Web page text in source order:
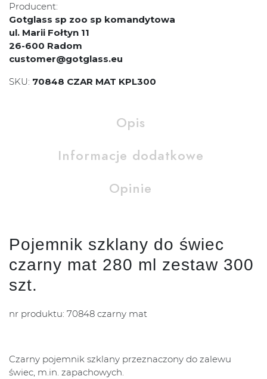
Producent:
Gotglass sp zoo sp komandytowa
ul. Marii Fołtyn 11
26-600 Radom
customer@gotglass.eu
SKU: 70848 CZAR MAT KPL300
Opis
Informacje dodatkowe
Opinie
Pojemnik szklany do świec
czarny mat 280 ml zestaw 300
szt.
nr produktu: 70848 czarny mat
Czarny pojemnik szklany przeznaczony do zalewu
świec, m.in. zapachowych.